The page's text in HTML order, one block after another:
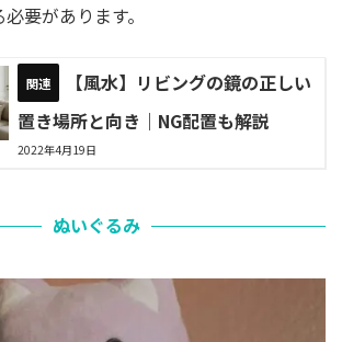
要があります。
【風水】リビングの鏡の正しい
置き場所と向き｜NG配置も解説
2022年4月19日
ぬいぐるみ